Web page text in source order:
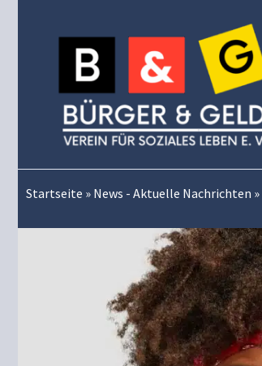
Startseite » News - Aktuelle Nachrichten »